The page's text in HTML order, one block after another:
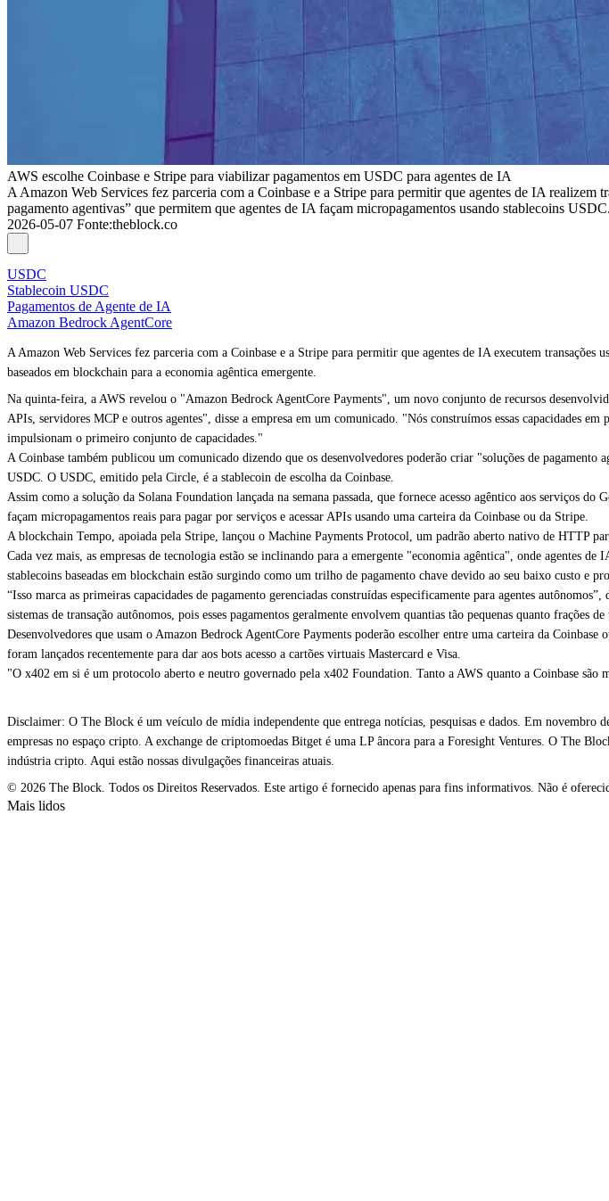
AWS escolhe Coinbase e Stripe para viabilizar pagamentos em USDC para agentes de IA
A Amazon Web Services fez parceria com a Coinbase e a Stripe para permitir que agentes de IA
pagamento agentivas” que permitem que agentes de IA façam micropagamentos usando stablecoins USDC.
2026-05-07 Fonte:theblock.co
USDC
Stablecoin USDC
Pagamentos de Agente de IA
Amazon Bedrock AgentCore
A Amazon Web Services fez parceria com a Coinbase e a Stripe para permitir que agentes de IA executem
baseados em blockchain para a economia agêntica emergente.
Na quinta-feira, a AWS revelou o "Amazon Bedrock AgentCore Payments", um novo conjunto de recursos
APIs, servidores MCP e outros agentes", disse a empresa em um comunicado. "Nós construímos essas capacidades
impulsionam o primeiro conjunto de capacidades."
A Coinbase também publicou um comunicado dizendo que os desenvolvedores poderão criar "soluções de
USDC. O USDC, emitido pela Circle, é a stablecoin de escolha da Coinbase.
Assim como a solução da Solana Foundation lançada na semana passada, que fornece acesso agêntico aos serviços
façam micropagamentos reais para pagar por serviços e acessar APIs usando uma carteira da Coinbase ou da Stripe.
A blockchain Tempo, apoiada pela Stripe, lançou o Machine Payments Protocol, um padrão aberto nativo de HTTP
Cada vez mais, as empresas de tecnologia estão se inclinando para a emergente "economia agêntica", onde agentes
stablecoins baseadas em blockchain estão surgindo como um trilho de pagamento chave devido ao seu baixo custo e
“Isso marca as primeiras capacidades de pagamento gerenciadas construídas especificamente para agentes
sistemas de transação autônomos, pois esses pagamentos geralmente envolvem quantias tão pequenas quanto frações
Desenvolvedores que usam o Amazon Bedrock AgentCore Payments poderão escolher entre uma carteira da
foram lançados recentemente para dar aos bots acesso a cartões virtuais Mastercard e Visa.
"O x402 em si é um protocolo aberto e neutro governado pela x402 Foundation. Tanto a AWS quanto a Coinbase são
Disclaimer: O The Block é um veículo de mídia independente que entrega notícias, pesquisas e dados. Em
empresas no espaço cripto. A exchange de criptomoedas Bitget é uma LP âncora para a Foresight Ventures. O The
indústria cripto. Aqui estão nossas divulgações financeiras atuais.
© 2026 The Block. Todos os Direitos Reservados. Este artigo é fornecido apenas para fins informativos. Não é
Mais lidos